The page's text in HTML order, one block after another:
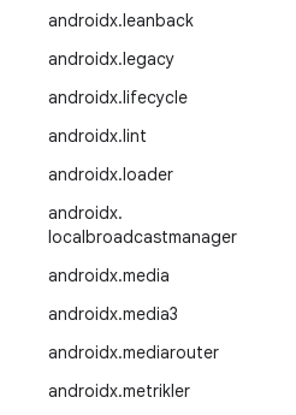
androidx.leanback
androidx.legacy
androidx.lifecycle
androidx.lint
androidx.loader
androidx.
localbroadcastmanager
androidx.media
androidx.media3
androidx.mediarouter
androidx.metrikler